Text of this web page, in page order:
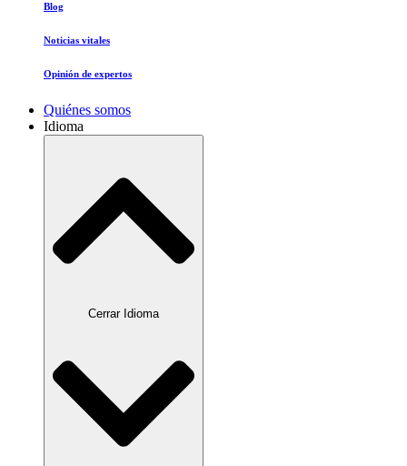
Blog
Noticias vitales
Opinión de expertos
Quiénes somos
Idioma
Cerrar Idioma